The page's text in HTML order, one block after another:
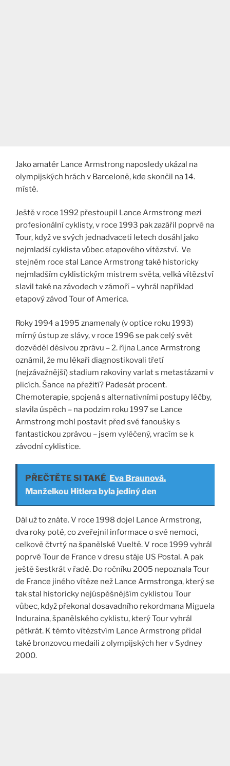
Jako amatér Lance Armstrong naposledy ukázal na
olympijských hrách v Barceloně, kde skončil na 14.
místě.
Ještě v roce 1992 přestoupil Lance Armstrong mezi
profesionální cyklisty, v roce 1993 pak zazářil poprvé na
Tour, když ve svých jednadvaceti letech dosáhl jako
nejmladší cyklista vůbec etapového vítězství. Ve
stejném roce stal Lance Armstrong také historicky
nejmladším cyklistickým mistrem světa, velká vítězství
slavil také na závodech v zámoří – vyhrál například
etapový závod Tour of America.
Roky 1994 a 1995 znamenaly (v optice roku 1993)
mírný ústup ze slávy, v roce 1996 se pak celý svět
dozvěděl děsivou zprávu – 2. října Lance Armstrong
oznámil, že mu lékaři diagnostikovali třetí
(nejzávažnější) stadium rakoviny varlat s metastázami v
plicích. Šance na přežití? Padesát procent.
Chemoterapie, spojená s alternativními postupy léčby,
slavila úspěch – na podzim roku 1997 se Lance
Armstrong mohl postavit před své fanoušky s
fantastickou zprávou – jsem vyléčený, vracím se k
závodní cyklistice.
PŘEČTĚTE SI TAKÉ Eva Braunová.
Manželkou Hitlera byla jediný den
Dál už to znáte. V roce 1998 dojel Lance Armstrong,
dva roky poté, co zveřejnil informace o své nemoci,
celkově čtvrtý na španělské Vueltě. V roce 1999 vyhrál
poprvé Tour de France v dresu stáje US Postal. A pak
ještě šestkrát v řadě. Do ročníku 2005 nepoznala Tour
de France jiného vítěze než Lance Armstronga, který se
tak stal historicky nejúspěšnějším cyklistou Tour
vůbec, když překonal dosavadního rekordmana Miguela
Induraina, španělského cyklistu, který Tour vyhrál
pětkrát. K těmto vítězstvím Lance Armstrong přidal
také bronzovou medaili z olympijských her v Sydney
2000.